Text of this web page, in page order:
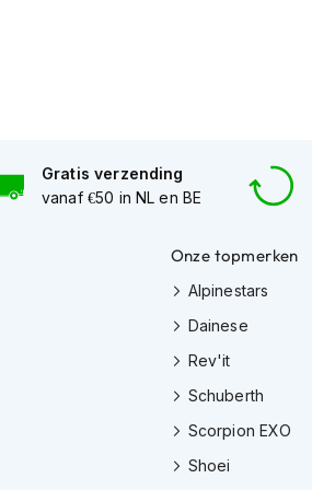
Gratis verzending
vanaf €50 in NL en BE
Onze topmerken
Alpinestars
Dainese
Rev'it
Schuberth
Scorpion EXO
Shoei